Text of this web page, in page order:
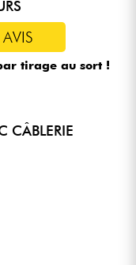
tirage au sort !
CÂBLERIE